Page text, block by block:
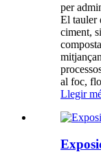
per
El tauler
ciment,
al foc,
Llegir